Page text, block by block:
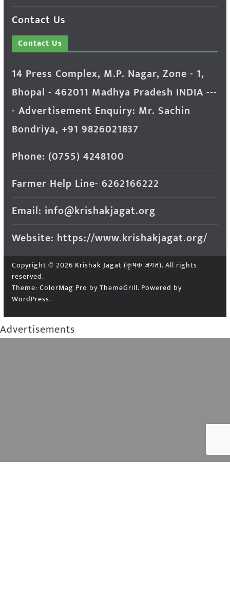
Contact Us
Contact Us
14 Press Complex, M.P. Nagar, Zone - 1,
Bhopal - 462011 Madhya Pradesh INDIA ---
- Advertisement Enquiry: Mr. Sachin
Bondriya, +91 9826021837
Phone: (0755) 4248100
Farmer Help Line- 6262166222
Email: info@krishakjagat.org
Website: https://www.krishakjagat.org/
Copyright © 2026 Krishak Jagat (कृषक जगत). All rights
reserved.
Theme: ColorMag Pro by ThemeGrill. Powered by
WordPress.
Advertisements